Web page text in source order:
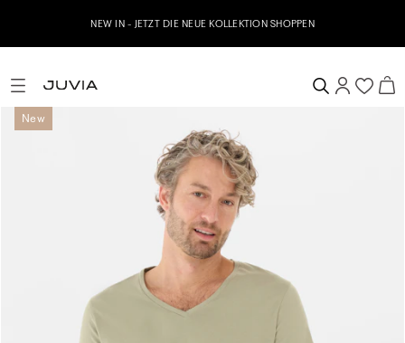
NEW IN - JETZT DIE NEUE KOLLEKTION SHOPPEN
New